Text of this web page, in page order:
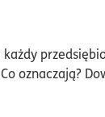
oznaczają?